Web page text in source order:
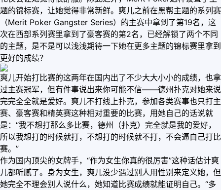
题的锦标赛，让她觉得非常新鲜。爽儿之前在黑帮主题的系列赛
（Merit Poker Gangster Series）的主赛中拿到了第19名，这
次在西部系列赛里拿到了豪客赛的第2名，已经解锁了两个不同
的主题，是不是可以浅浅期待一下她在更多主题的锦标赛里拿到
更好的成绩？
爽儿开始打比赛的这两年在国内出了不少大大小小的成绩，也拿
过主赛冠军，但有件事说出来你可能不信——德州扑克对她来说
完完全全就是爱好。爽儿不打线上扑克，参加各类赛事也只打主
赛、豪客赛和精英赛这种相对重要的比赛，用她自己的话说就
是：“我不想打那么多比赛，德州（扑克）完全就是我的爱好，
所以我想打的时候就打，不想打的时候就不打，不会逼自己打比
赛。”
作为国内顶尖的女牌手，“作为女生你真的很厉害”这种话估计爽
儿都听腻了。身为女生，爽儿没少遇过别人用性别来定义她，但
她完全不理会别人说什么，她知道比赛成绩就能证明自己。“多